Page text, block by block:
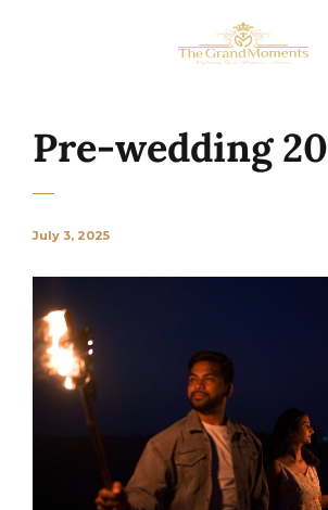
Pre-wedding 20
July 3, 2025